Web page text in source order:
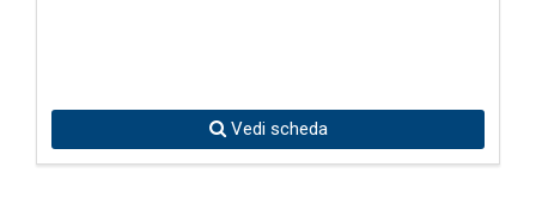
Vedi scheda